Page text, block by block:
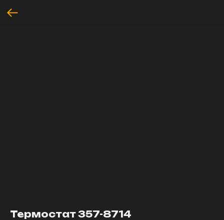
Термостат 357-8714